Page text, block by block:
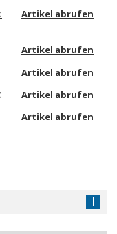
Artikel abrufen
Artikel abrufen
Artikel abrufen
Artikel abrufen
Artikel abrufen